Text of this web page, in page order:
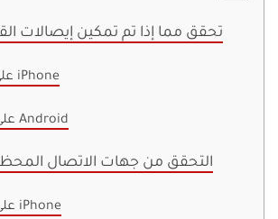
1. تحقق مما إذا تم تمكين إيصالات
على iPhone
على Android
2. التحقق من جهات الاتصال
على iPhone